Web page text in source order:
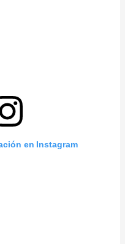
en Instagram